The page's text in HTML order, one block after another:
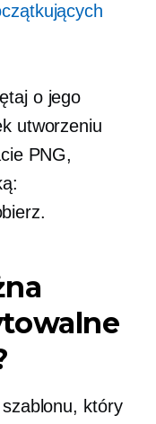
o jego
utworzeniu
PNG,
który